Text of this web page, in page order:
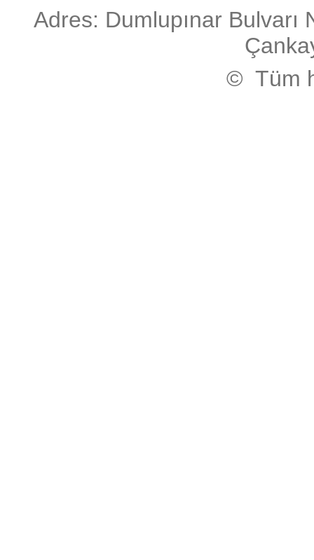
Adres: Dumlupınar
© Tüm